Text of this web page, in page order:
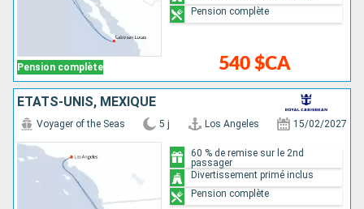
Pension complète 540 $CA
Pension complète
ÉTATS-UNIS, MEXIQUE
Voyager of the Seas 5 j Los Angeles 15/02/2027
60 % de remise sur le 2nd
passager
Divertissement primé inclus
Pension complète